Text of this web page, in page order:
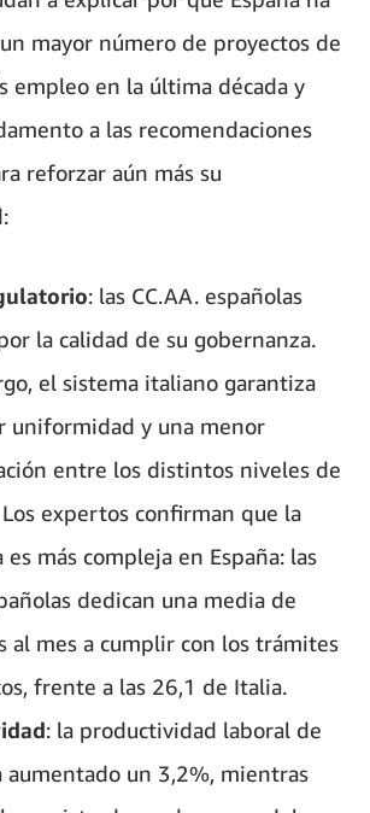
mayor número de proyectos de
empleo en la última década y
a las recomendaciones
reforzar aún más su
: las CC.AA. españolas
la calidad de su gobernanza.
el sistema italiano garantiza
uniformidad y una menor
entre los distintos niveles de
expertos confirman que la
es más compleja en España: las
dedican una media de
al mes a cumplir con los trámites
frente a las 26,1 de Italia.
: la productividad laboral de
aumentado un 3,2%, mientras